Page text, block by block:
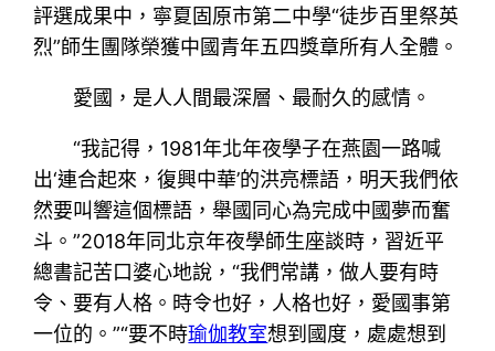
評選成果中，寧夏固原市第二中學“徒步百里祭英
烈”師生團隊榮獲中國青年五四獎章所有人全體。
愛國，是人人間最深層、最耐久的感情。
“我記得，1981年北年夜學子在燕園一路喊
出‘連合起來，復興中華’的洪亮標語，明天我們依
然要叫響這個標語，舉國同心為完成中國夢而奮
斗。”2018年同北京年夜學師生座談時，習近平
總書記苦口婆心地說，“我們常講，做人要有時
令、要有人格。時令也好，人格也好，愛國事第
一位的。”“要不時瑜伽教室想到國度，處處想到